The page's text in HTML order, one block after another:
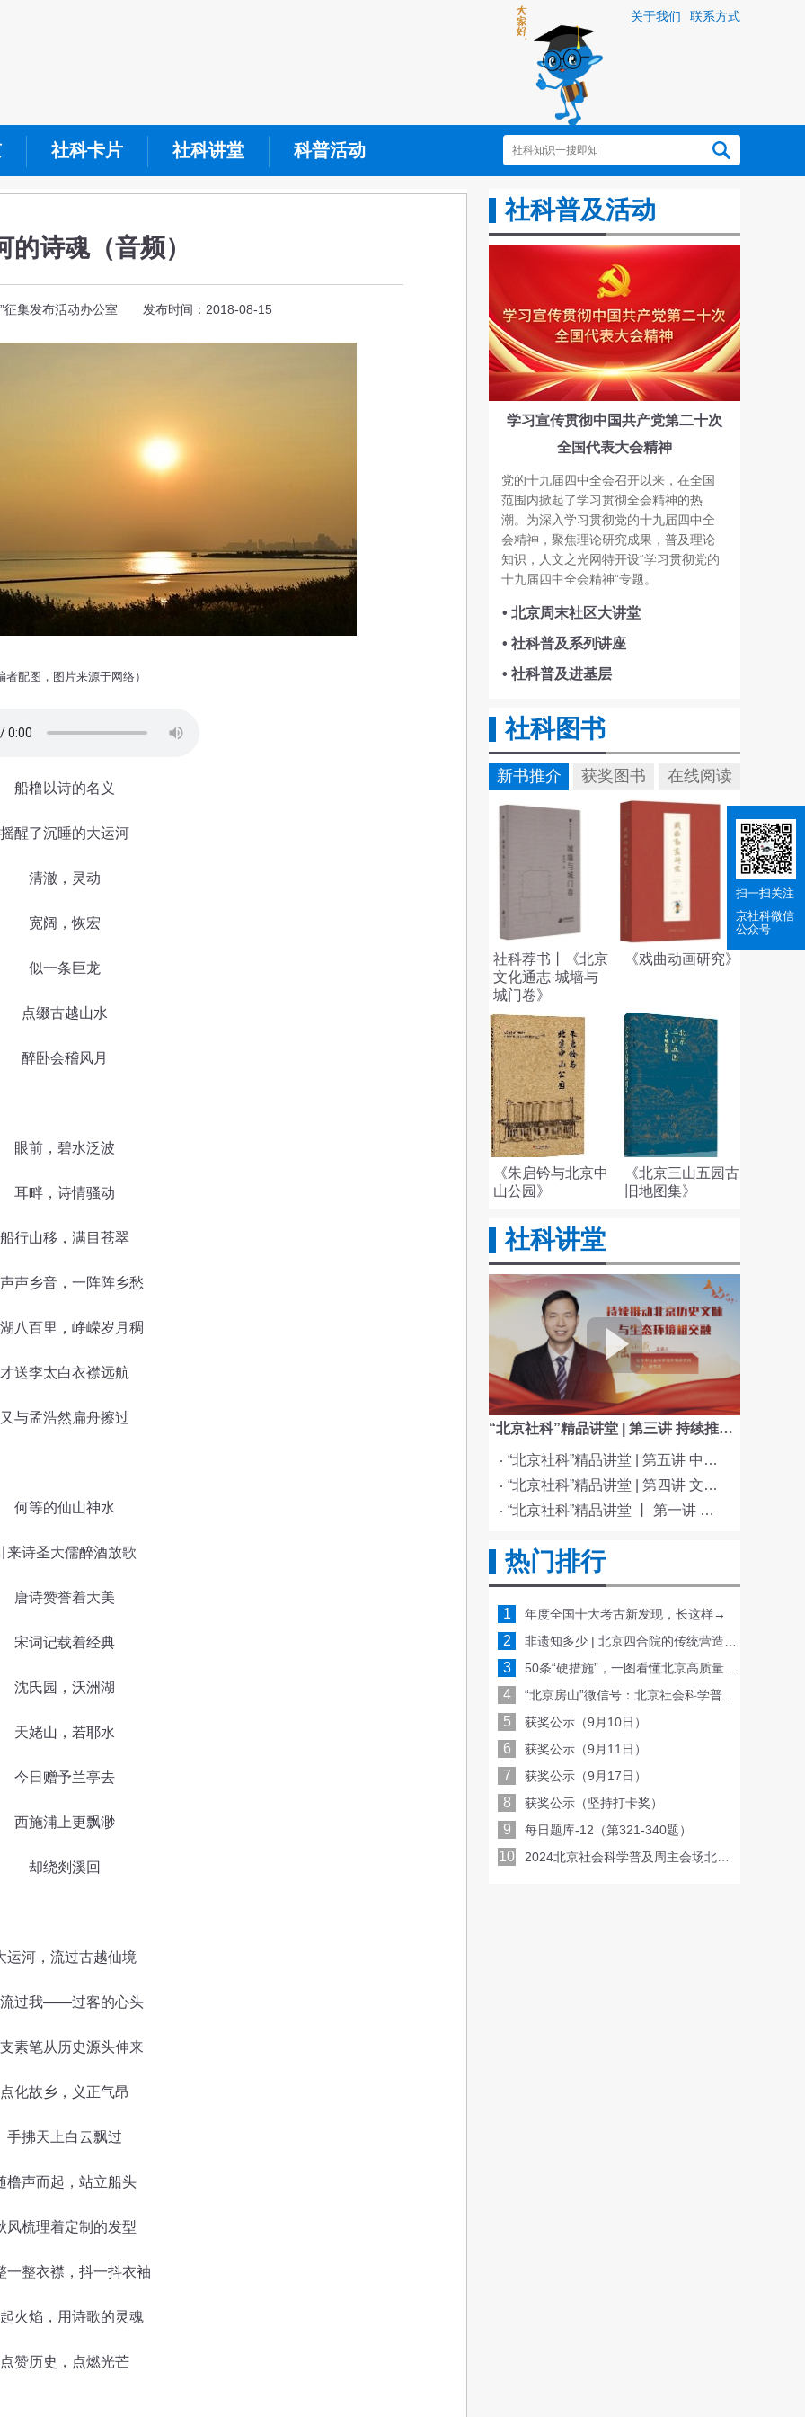
关于我们 联系方式
社科卡片 社科讲堂 科普活动
的诗魂（音频）
”征集发布活动办公室 发布时间：2018-08-15
者配图，图片来源于网络）
船橹以诗的名义
摇醒了沉睡的大运河
清澈，灵动
宽阔，恢宏
似一条巨龙
点缀古越山水
醉卧会稽风月
眼前，碧水泛波
耳畔，诗情骚动
船行山移，满目苍翠
声乡音，一阵阵乡愁
八百里，峥嵘岁月稠
才送李太白衣襟远航
又与孟浩然扁舟擦过
何等的仙山神水
来诗圣大儒醉酒放歌
唐诗赞誉着大美
宋词记载着经典
沈氏园，沃洲湖
天姥山，若耶水
今日赠予兰亭去
西施浦上更飘渺
却绕剡溪回
运河，流过古越仙境
过我——过客的心头
素笔从历史源头伸来
点化故乡，义正气昂
手拂天上白云飘过
橹声而起，站立船头
风梳理着定制的发型
一整衣襟，抖一抖衣袖
火焰，用诗歌的灵魂
点赞历史，点燃光芒
社科普及活动
学习宣传贯彻中国共产党第二十次
全国代表大会精神
党的十九届四中全会召开以来，在全国
范围内掀起了学习贯彻全会精神的热
潮。为深入学习贯彻党的十九届四中全
会精神，聚焦理论研究成果，普及理论
知识，人文之光网特开设“学习贯彻党的
十九届四中全会精神”专题。
• 北京周末社区大讲堂
• 社科普及系列讲座
• 社科普及进基层
社科图书
新书推介 获奖图书 在线阅读
社科荐书丨《北京
文化通志·城墙与
城门卷》
《戏曲动画研究》
《朱启钤与北京中
山公园》
《北京三山五园古
旧地图集》
社科讲堂
“北京社科”精品讲堂 | 第三讲 持续推动北京历史文脉与生态环境相交融
“北京社科”精品讲堂 | 第五讲 中国电影与文化传统
“北京社科”精品讲堂 | 第四讲 文化与科技融合赋能新质生产力发展
“北京社科”精品讲堂 丨 第一讲 《红楼梦》的北京情缘
热门排行
1 年度全国十大考古新发现，长这样→
2 非遗知多少 | 北京四合院的传统营造技艺
3 50条“硬措施”，一图看懂北京高质量发展路线图！
4 “北京房山”微信号：北京社会科学普及周线上亮相，每天一场讲座或沙龙！
5 获奖公示（9月10日）
6 获奖公示（9月11日）
7 获奖公示（9月17日）
8 获奖公示（坚持打卡奖）
9 每日题库-12（第321-340题）
10 2024北京社会科学普及周主会场北京大观园活动日程表（9月9日--13日）
扫一扫关注
京社科微信
公众号